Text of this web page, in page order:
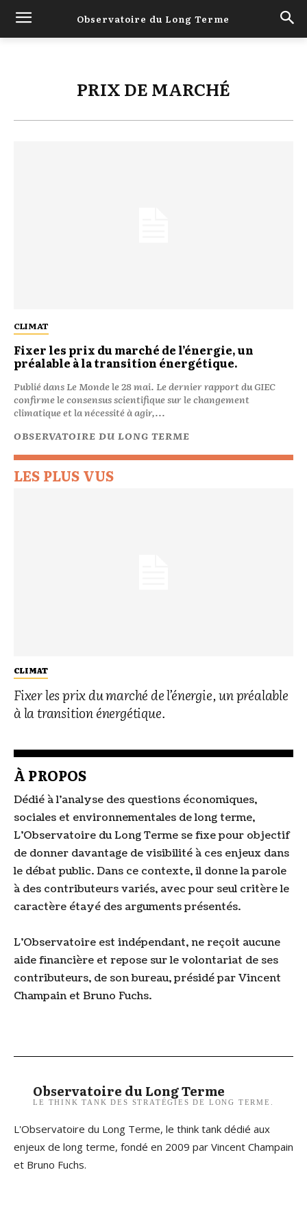
Observatoire du Long Terme
PRIX DE MARCHÉ
CLIMAT
Fixer les prix du marché de l’énergie, un
préalable à la transition énergétique.
Publié dans Le Monde le 28 mai. Le dernier rapport du GIEC
confirme le consensus scientifique sur le changement
climatique et la nécessité à agir,...
OBSERVATOIRE DU LONG TERME
LES PLUS VUS
CLIMAT
Fixer les prix du marché de l’énergie, un préalable
à la transition énergétique.
À PROPOS
Dédié à l’analyse des questions économiques,
sociales et environnementales de long terme,
L’Observatoire du Long Terme se fixe pour objectif
de donner davantage de visibilité à ces enjeux dans
le débat public. Dans ce contexte, il donne la parole
à des contributeurs variés, avec pour seul critère le
caractère étayé des arguments présentés.
L’Observatoire est indépendant, ne reçoit aucune
aide financière et repose sur le volontariat de ses
contributeurs, de son bureau, présidé par Vincent
Champain et Bruno Fuchs.
Observatoire du Long Terme
LE THINK TANK DES STRATÉGIES DE LONG TERME.
L'Observatoire du Long Terme, le think tank dédié aux
enjeux de long terme, fondé en 2009 par Vincent Champain
et Bruno Fuchs.